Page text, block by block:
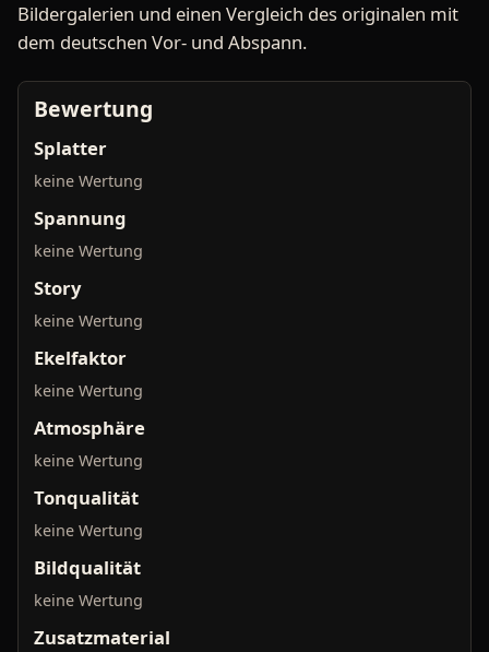
Bildergalerien und einen Vergleich des originalen mit
dem deutschen Vor- und Abspann.
Bewertung
Splatter
keine Wertung
Spannung
keine Wertung
Story
keine Wertung
Ekelfaktor
keine Wertung
Atmosphäre
keine Wertung
Tonqualität
keine Wertung
Bildqualität
keine Wertung
Zusatzmaterial